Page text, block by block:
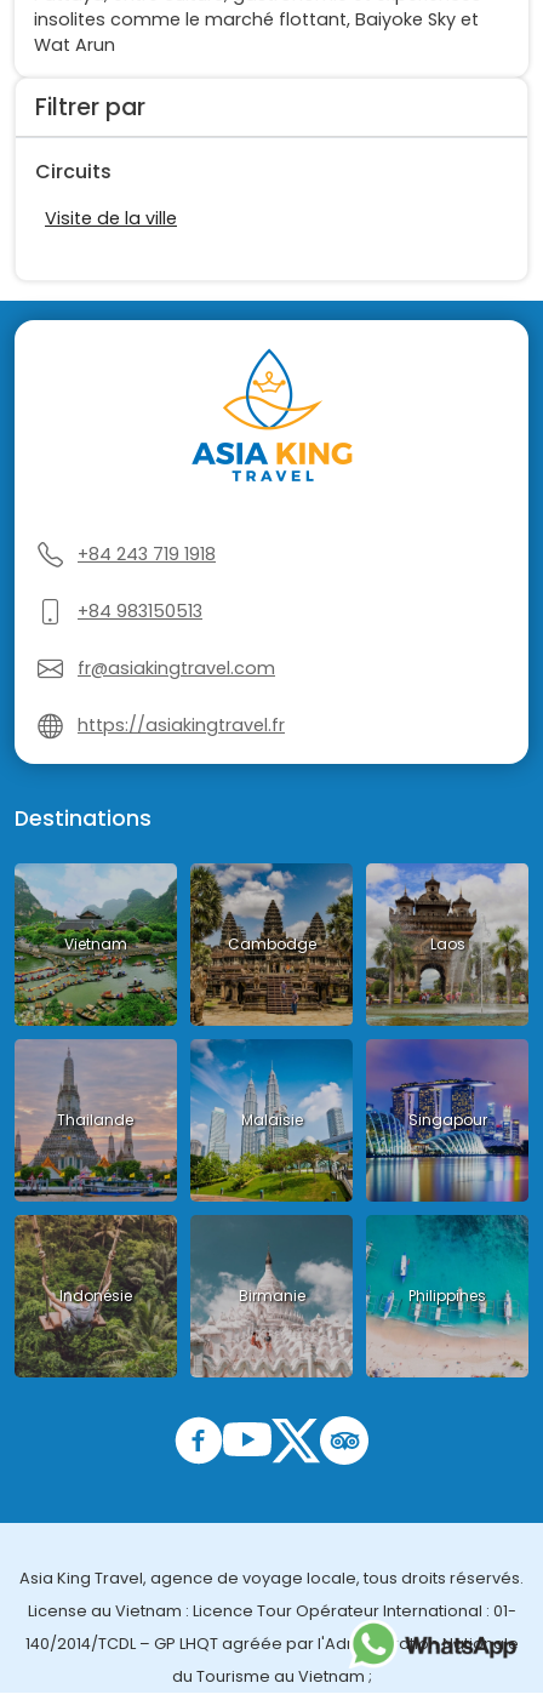
Filtrer par
Circuits
Visite de la ville
insolites comme le marché flottant, Baiyoke Sky et
Wat Arun
+84 243 719 1918
+84 983150513
fr@asiakingtravel.com
https://asiakingtravel.fr
Destinations
Vietnam Cambodge Laos
Thailande Malaisie Singapour
Indonésie Birmanie Philippines
Asia King Travel, agence de voyage locale, tous droits réservés.
License au Vietnam : Licence Tour Opérateur International : 01-
140/2014/TCDL – GP LHQT agréée par l'Administration Nationale
du Tourisme au Vietnam ;